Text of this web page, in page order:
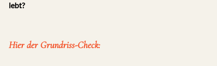
lebt?
Hier der Grundriss-Check: